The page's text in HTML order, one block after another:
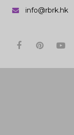
info@rbrk.hk